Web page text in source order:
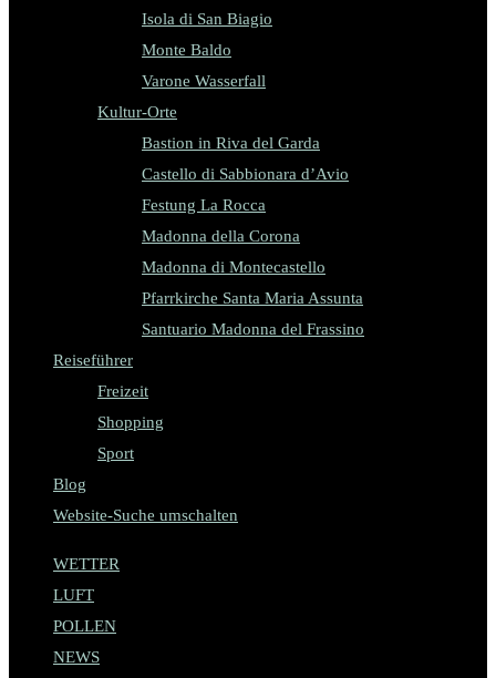
Isola di San Biagio
Monte Baldo
Varone Wasserfall
Kultur-Orte
Bastion in Riva del Garda
Castello di Sabbionara d’Avio
Festung La Rocca
Madonna della Corona
Madonna di Montecastello
Pfarrkirche Santa Maria Assunta
Santuario Madonna del Frassino
Reiseführer
Freizeit
Shopping
Sport
Blog
Website-Suche umschalten
WETTER
LUFT
POLLEN
NEWS